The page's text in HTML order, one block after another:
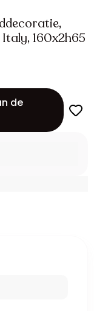
160x2h65
de